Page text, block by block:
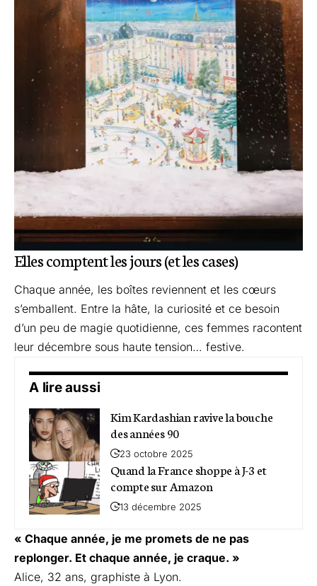
Elles comptent les jours (et les cases)
Chaque année, les boîtes reviennent et les cœurs
s’emballent. Entre la hâte, la curiosité et ce besoin
d’un peu de magie quotidienne, ces femmes racontent
leur décembre sous haute tension… festive.
A lire aussi
Kim Kardashian ravive la bouche
des années 90
23 octobre 2025
Quand la France shoppe à J-3 et
compte sur Amazon
13 décembre 2025
« Chaque année, je me promets de ne pas
replonger. Et chaque année, je craque. »
Alice, 32 ans, graphiste à Lyon.